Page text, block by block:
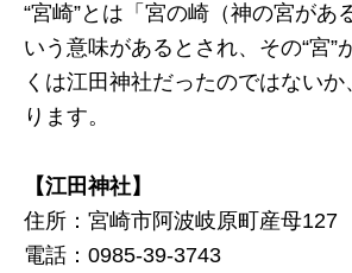
“宮崎”とは「宮の崎（神の宮があ
いう意味があるとされ、その“宮”
くは江田神社だったのではない
ります。
【江田神社】
住所：宮崎市阿波岐原町産母
電話：0985-39-3743